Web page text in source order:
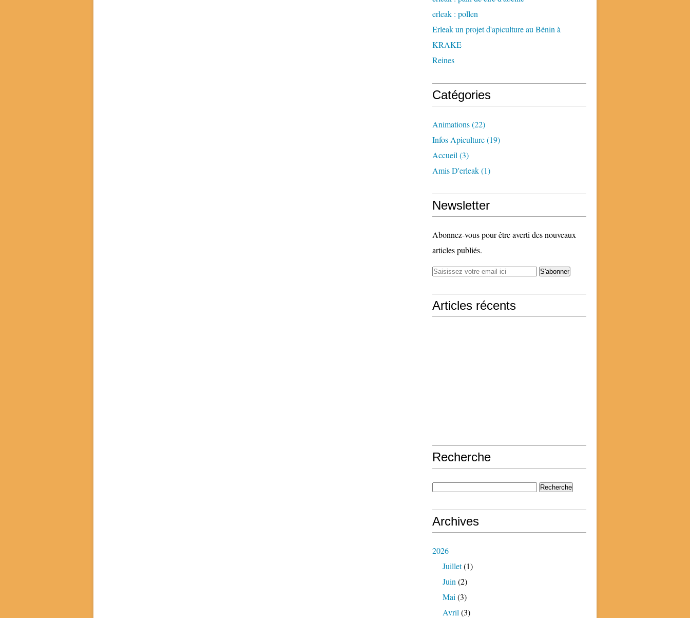
erleak : pollen
Erleak un projet d'apiculture au Bénin à
KRAKE
Reines
Catégories
Animations(22)
Infos Apiculture(19)
Accueil (3)
Amis D'erleak(1)
Newsletter
Abonnez-vous pour être averti des nouveaux
articles publiés.
Articles récents
Recherche
Archives
2026
Juillet(1)
Juin (2)
Mai (3)
Avril (3)